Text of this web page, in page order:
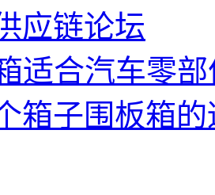
应链论坛
适合汽车零
箱子围板箱的